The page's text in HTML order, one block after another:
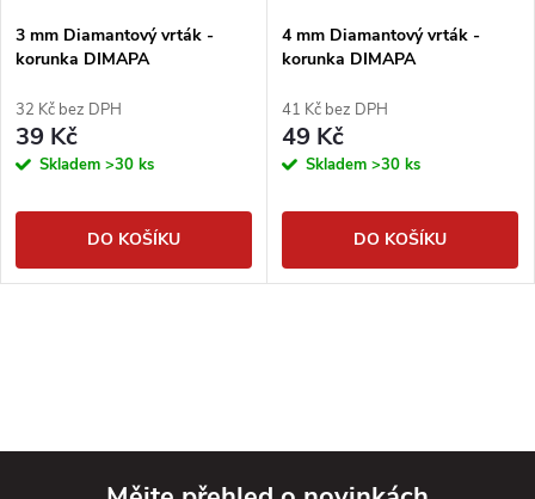
3 mm Diamantový vrták -
korunka DIMAPA
32 Kč bez DPH
39 Kč
Skladem >30 ks
DO KOŠÍKU
4 mm Diamantový vrták -
korunka DIMAPA
41 Kč bez DPH
49 Kč
Skladem >30 ks
DO KOŠÍKU